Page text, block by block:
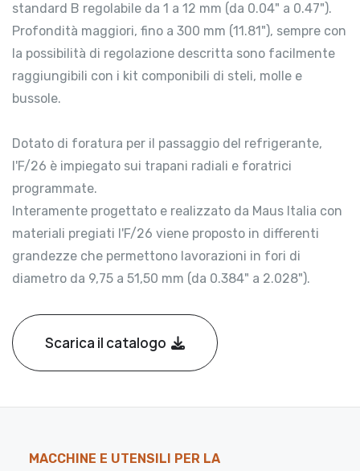
standard B regolabile da 1 a 12 mm (da 0.04" a 0.47").
Profondità maggiori, fino a 300 mm (11.81"), sempre con
la possibilità di regolazione descritta sono facilmente
raggiungibili con i kit componibili di steli, molle e
bussole.
Dotato di foratura per il passaggio del refrigerante,
l'F/26 è impiegato sui trapani radiali e foratrici
programmate.
Interamente progettato e realizzato da Maus Italia con
materiali pregiati l'F/26 viene proposto in differenti
grandezze che permettono lavorazioni in fori di
diametro da 9,75 a 51,50 mm (da 0.384" a 2.028").
Scarica il catalogo
MACCHINE E UTENSILI PER LA